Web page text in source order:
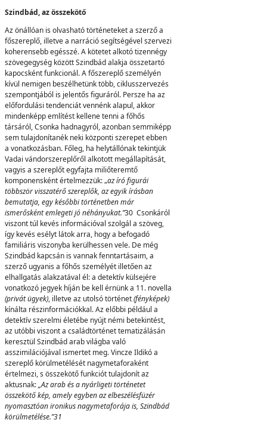
Szindbád, az összekötő
Az önállóan is olvasható történeteket a szerző a
főszereplő, illetve a narráció segítségével szervezi
koherensebb egésszé. A kötetet alkotó tizennégy
szövegegység között Szindbád alakja összetartó
kapocsként funkcionál. A főszereplő személyén
kívül nemigen beszélhetünk több, ciklusszervezés
szempontjából is jelentős figuráról. Persze ha az
előfordulási tendenciát vennénk alapul, akkor
mindenképp említést kellene tenni a főhős
társáról, Csonka hadnagyról, azonban semmiképp
sem tulajdonítanék neki központi szerepet ebben
a vonatkozásban. Főleg, ha helytállónak tekintjük
Vadai vándorszereplőről alkotott megállapítását,
vagyis a szereplőt egyfajta miliőteremtő
komponensként értelmezzük: „az író figurái
többször visszatérő szereplők, az egyik írásban
bemutatja, egy későbbi történetben már
ismerősként emlegeti jó néhányukat.”30 Csonkáról
viszont túl kevés információval szolgál a szöveg,
így kevés esélyt látok arra, hogy a befogadó
familiáris viszonyba kerülhessen vele. De még
Szindbád kapcsán is vannak fenntartásaim, a
szerző ugyanis a főhős személyét illetően az
elhallgatás alakzatával él: a detektív külsejére
vonatkozó jegyek híján be kell érnünk a 11. novella
(privát ügyek), illetve az utolsó történet(fényképek)
kínálta részinformációkkal. Az előbbi például a
detektív szerelmi életébe nyújt némi betekintést,
az utóbbi viszont a családtörténet tematizálásán
keresztül Szindbád arab világba való
asszimilációjával ismertet meg. Vincze Ildikó a
szereplő körülmetélését nagymetaforaként
értelmezi, s összekötő funkciót tulajdonít az
aktusnak:„Az arab és a nyárligeti történetet
összekötő kép, amely egyben az elbeszélésfüzér
nyomasztóan ironikus nagymetaforája is, Szindbád
körülmetélése.”31